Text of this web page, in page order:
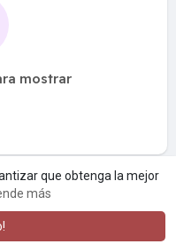
que obtenga la mejor
más
mostrar